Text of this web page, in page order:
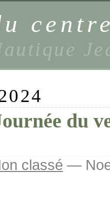
du
classé —